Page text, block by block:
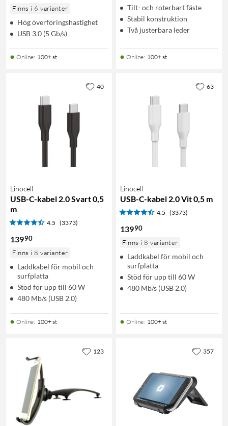
Finns i 6 varianter
Hög överföringshastighet
USB 3.0 (5 Gb/s)
Online: 100+ st
Tilt- och roterbart fäste
Stabil konstruktion
Två justerbara leder
Online: 100+ st
Linocell
USB-C-kabel 2.0 Svart 0,5
m
4.5 (3373)
13990
Finns i 8 varianter
Laddkabel för mobil och
surfplatta
Stöd för upp till 60 W
480 Mb/s (USB 2.0)
Online: 100+ st
40
Linocell
USB-C-kabel 2.0 Vit 0,5 m
4.5 (3373)
13990
Finns i 8 varianter
Laddkabel för mobil och
surfplatta
Stöd för upp till 60 W
480 Mb/s (USB 2.0)
Online: 100+ st
63
123 357